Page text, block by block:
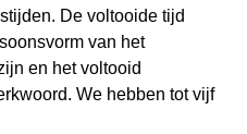
De voltooide tijd
van het
en het voltooid
We hebben tot vijf